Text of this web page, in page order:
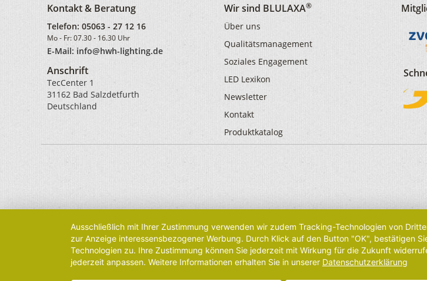
Kontakt & Beratung
Telefon: 05063 - 27 12 16
Mo - Fr: 07.30 - 16.30 Uhr
E-Mail: info@hwh-lighting.de
Anschrift
TecCenter 1
31162 Bad Salzdetfurth
Deutschland
Wir sind BLULAXA®
Über uns
Qualitätsmanagement
Soziales Engagement
LED Lexikon
Newsletter
Kontakt
Produktkatalog
Ausschließlich mit Ihrer Zustimmung verwenden wir zudem Tracking-Technologien von
zur Anzeige interessensbezogener Werbung. Durch Klick auf den Button "OK", bestätigen
Technologien zu. Ihre Zustimmung können Sie jederzeit mit Wirkung für die Zukunft
jederzeit anpassen. Weitere Informationen erhalten Sie in unserer Datenschutzerklärung